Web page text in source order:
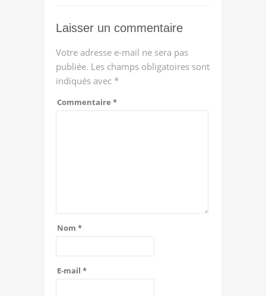
Laisser un commentaire
Votre adresse e-mail ne sera pas
publiée. Les champs obligatoires sont
indiqués avec *
Commentaire *
Nom *
E-mail *